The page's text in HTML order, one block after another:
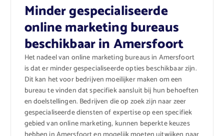
Minder gespecialiseerde
online marketing bureaus
beschikbaar in Amersfoort
Het nadeel van online marketing bureaus in Amersfoort
is dat er minder gespecialiseerde opties beschikbaar zijn.
Dit kan het voor bedrijven moeilijker maken om een
bureau te vinden dat specifiek aansluit bij hun behoeften
en doelstellingen. Bedrijven die op zoek zijn naar zeer
gespecialiseerde diensten of expertise op een specifiek
gebied van online marketing, kunnen beperkte keuzes